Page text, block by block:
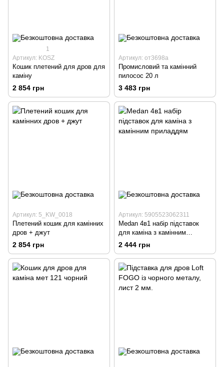
1
Артикул: KOSZ
Кошик плетений для дров для
каміну
2 854 грн
Артикул: от3698a
Промисловий та камінний
пилосос 20 л
3 483 грн
Артикул: 5_KW_0018
Плетений кошик для камінних
дров + джут
2 854 грн
Артикул: 5905523062311
Medan 4в1 набір підставок
для каміна з камінним
приладдям
2 444 грн